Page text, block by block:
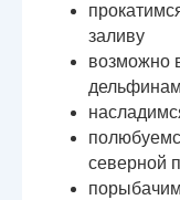
заливу
возможно
северной